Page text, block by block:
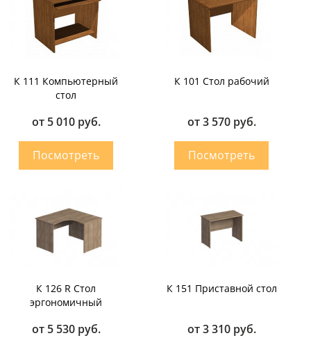
К 111 Компьютерный
стол
от 5 010 руб.
К 101 Cтол рабочий
от 3 570 руб.
К 126 R Стол
эргономичный
от 5 530 руб.
К 151 Приставной стол
от 3 310 руб.